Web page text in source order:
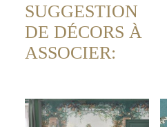
SUGGESTION
DE DÉCORS À
ASSOCIER: